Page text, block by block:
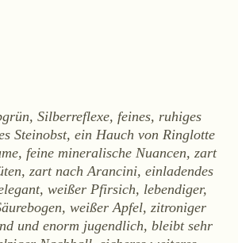
Rosé
Rotwein
Süßwein
ALKOHOLFREI
Fizz Blanc
Silberreflexe, feines, ruhiges
Steinobst, ein Hauch von Ringlotte
feine mineralische Nuancen, zart
zart nach Arancini, einladendes
weißer Pfirsich, lebendiger,
weißer Apfel, zitroniger
und enorm jugendlich, bleibt sehr